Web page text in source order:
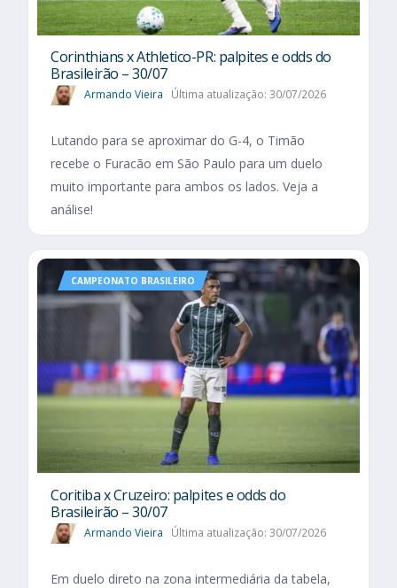
Corinthians x Athletico-PR: palpites e odds do
Brasileirão – 30/07
Armando Vieira Última atualização: 30/07/2026
Lutando para se aproximar do G-4, o Timão
recebe o Furacão em São Paulo para um duelo
muito importante para ambos os lados. Veja a
análise!
CAMPEONATO BRASILEIRO
Coritiba x Cruzeiro: palpites e odds do
Brasileirão – 30/07
Armando Vieira Última atualização: 30/07/2026
Em duelo direto na zona intermediária da tabela,